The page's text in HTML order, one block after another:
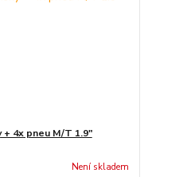
4x pneu M/T 1.9"
Není skladem